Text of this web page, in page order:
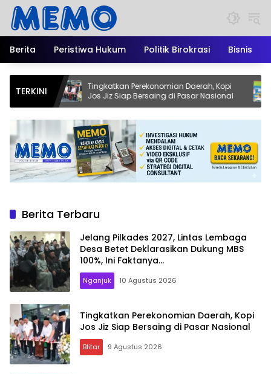
Langsung
konten
Berita
Peristiwa Hukum Politik Birokrasi Bisnis
TERKINI
Tingkatkan Perekonomian Daerah, Kopi
Jos Jiz Siap Bersaing di Pasar Nasional
Jadi
Berita Terbaru
Jelang Pilkades 2027, Lintas Lembaga
Desa Betet Deklarasikan Dukung MBS
100%, Ini Faktanya…
Nganjuk 10 Agustus 2026
Tingkatkan Perekonomian Daerah, Kopi
Jos Jiz Siap Bersaing di Pasar Nasional
Blitar 9 Agustus 2026